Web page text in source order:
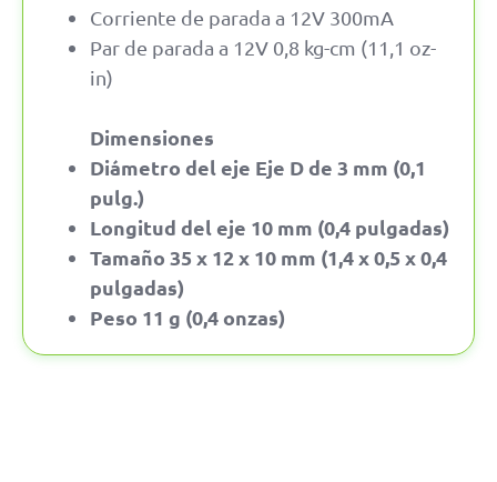
Corriente de parada a 12V 300mA
Par de parada a 12V 0,8 kg-cm (11,1 oz-
in)
Dimensiones
Diámetro del eje Eje D de 3 mm (0,1
pulg.)
Longitud del eje 10 mm (0,4 pulgadas)
Tamaño 35 x 12 x 10 mm (1,4 x 0,5 x 0,4
pulgadas)
Peso 11 g (0,4 onzas)